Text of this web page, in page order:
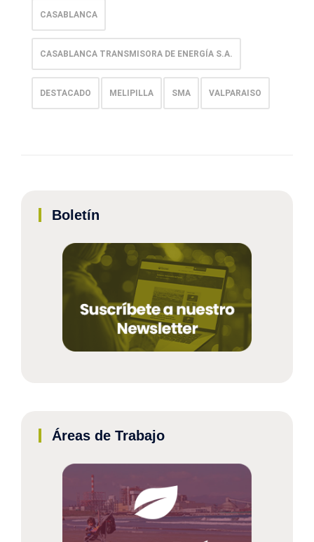
CASABLANCA
CASABLANCA TRANSMISORA DE ENERGÍA S.A.
DESTACADO MELIPILLA SMA VALPARAISO
Boletín
Áreas de Trabajo